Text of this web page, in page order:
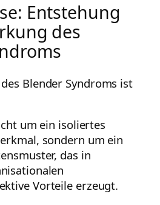
Entstehung
des
Blender Syndroms ist
um ein isoliertes
sondern um ein
das in
Vorteile erzeugt.